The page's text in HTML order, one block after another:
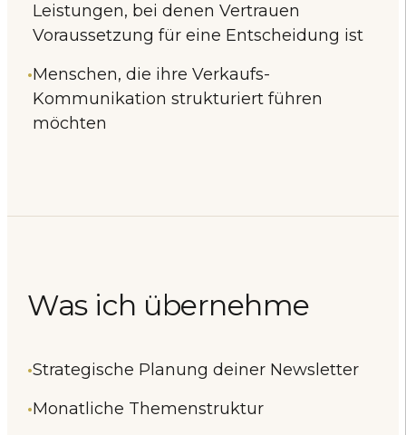
Leistungen, bei denen Vertrauen
Voraussetzung für eine Entscheidung ist
Menschen, die ihre Verkaufs-
Kommunikation strukturiert führen
möchten
Was ich übernehme
Strategische Planung deiner Newsletter
Monatliche Themenstruktur